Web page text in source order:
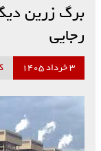
برگ زرین
رجایی
۳ خرداد ۱۴۰۵